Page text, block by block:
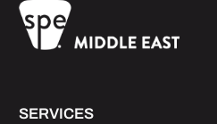
SERVICES